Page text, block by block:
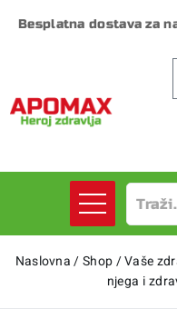
Besplatna dostava za
Naslovna /Shop/Vaše
njega i